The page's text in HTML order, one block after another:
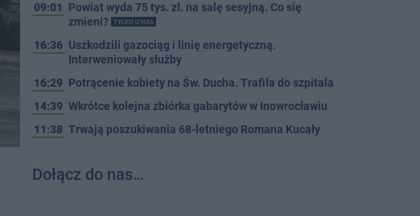
09:01
Powiat wyda 75 tys. zł. na salę sesyjną. Co się
zmieni?
TYLKO U NAS
16:36 Uszkodzili gazociąg i linię energetyczną.
Interweniowały służby
16:29 Potrącenie kobiety na Św. Ducha. Trafiła do szpitala
14:39 Wkrótce kolejna zbiórka gabarytów w Inowrocławiu
11:38 Trwają poszukiwania 68-letniego Romana Kucały
Dołącz do nas…